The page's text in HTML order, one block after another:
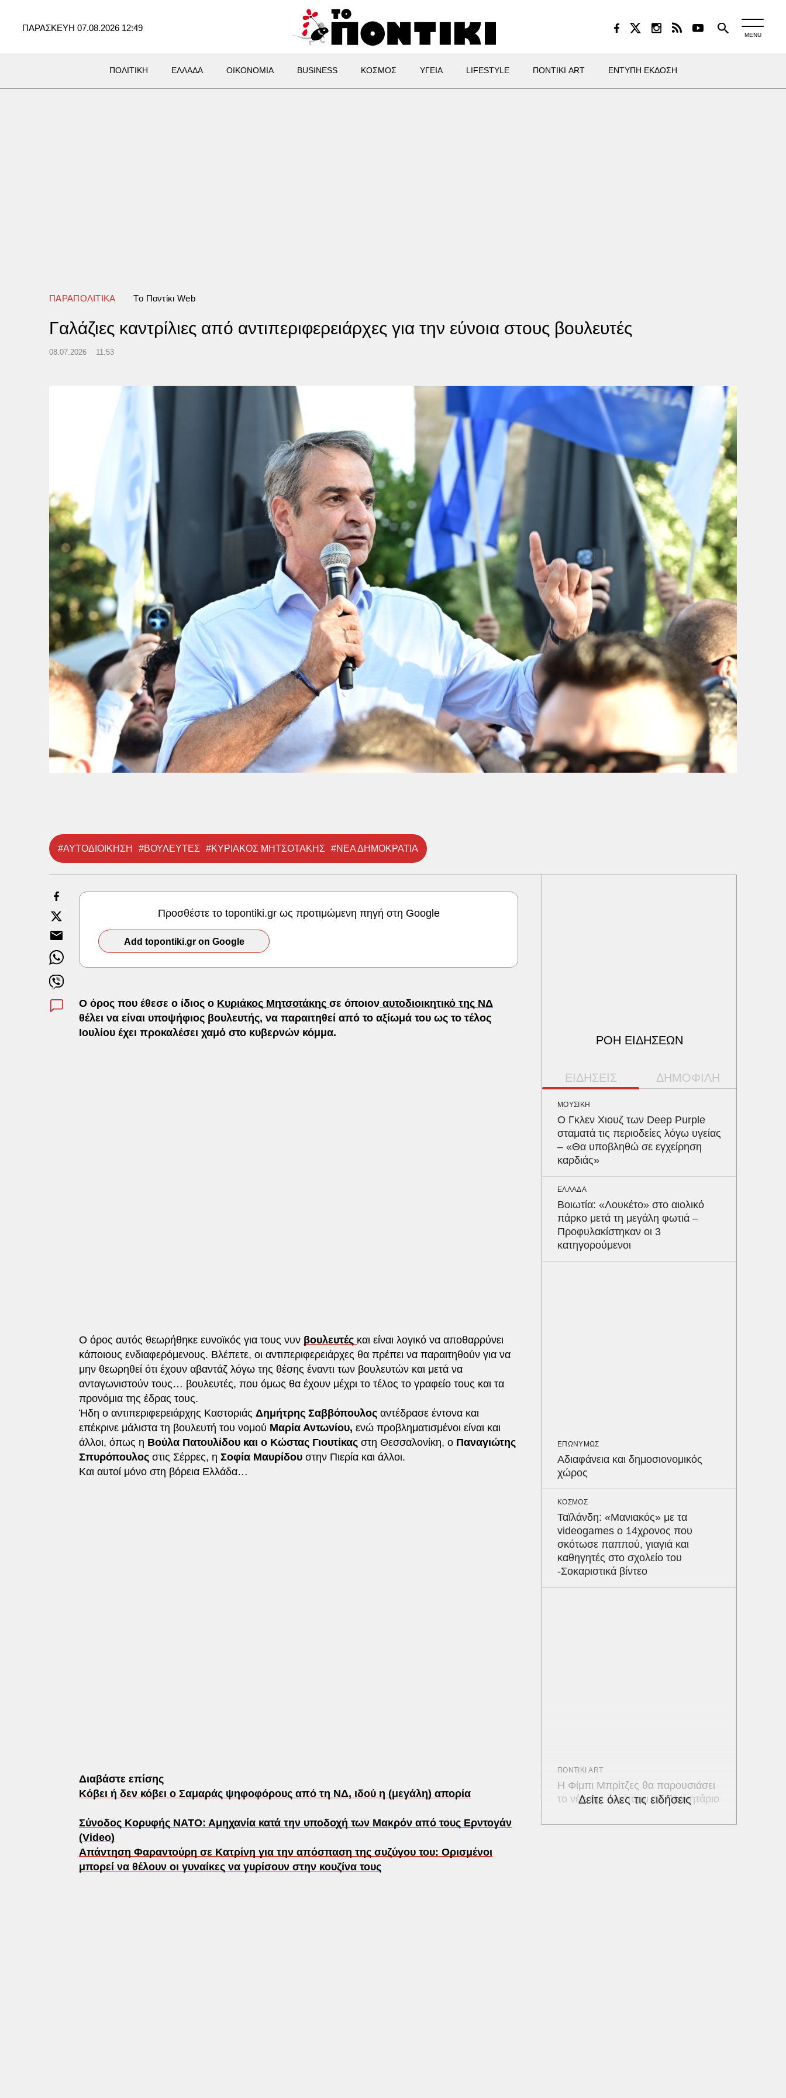
ΠΑΡΑΣΚΕΥΗ 07.08.2026 12:49
MENU
ΠΟΛΙΤΙΚΗ ΕΛΛΑΔΑ ΟΙΚΟΝΟΜΙΑ BUSINESS ΚΟΣΜΟΣ ΥΓΕΙΑ LIFESTYLE ΠΟΝΤΙΚΙ ART ΕΝΤΥΠΗ ΕΚΔΟΣΗ
ΠΑΡΑΠΟΛΙΤΙΚΑ Tο Ποντίκι Web
Γαλάζιες καντρίλιες από αντιπεριφερειάρχες για την εύνοια στους βουλευτές
08.07.2026 11:53
#ΑΥΤΟΔΙΟΙΚΗΣΗ #ΒΟΥΛΕΥΤΕΣ #ΚΥΡΙΑΚΟΣ ΜΗΤΣΟΤΑΚΗΣ #ΝΕΑ ΔΗΜΟΚΡΑΤΙΑ
Προσθέστε το topontiki.gr ως προτιμώμενη πηγή στη Google
Add topontiki.gr on Google
Ο όρος που έθεσε ο ίδιος ο Κυριάκος Μητσοτάκης σε όποιον αυτοδιοικητικό της ΝΔ
θέλει να είναι υποψήφιος βουλευτής, να παραιτηθεί από το αξίωμά του ως το τέλος
Ιουλίου έχει προκαλέσει χαμό στο κυβερνών κόμμα.
Ο όρος αυτός θεωρήθηκε ευνοϊκός για τους νυν βουλευτές και είναι λογικό να αποθαρρύνει
κάποιους ενδιαφερόμενους. Βλέπετε, οι αντιπεριφερειάρχες θα πρέπει να παραιτηθούν για να
μην θεωρηθεί ότι έχουν αβαντάζ λόγω της θέσης έναντι των βουλευτών και μετά να
ανταγωνιστούν τους… βουλευτές, που όμως θα έχουν μέχρι το τέλος το γραφείο τους και τα
προνόμια της έδρας τους.
Ήδη ο αντιπεριφερειάρχης Καστοριάς Δημήτρης Σαββόπουλος αντέδρασε έντονα και
επέκρινε μάλιστα τη βουλευτή του νομού Μαρία Αντωνίου, ενώ προβληματισμένοι είναι και
άλλοι, όπως η Βούλα Πατουλίδου και ο Κώστας Γιουτίκας στη Θεσσαλονίκη, ο Παναγιώτης
Σπυρόπουλος στις Σέρρες, η Σοφία Μαυρίδου στην Πιερία και άλλοι.
Και αυτοί μόνο στη βόρεια Ελλάδα…
Διαβάστε επίσης
Κόβει ή δεν κόβει ο Σαμαράς ψηφοφόρους από τη ΝΔ, ιδού η (μεγάλη) απορία
Σύνοδος Κορυφής ΝΑΤΟ: Αμηχανία κατά την υποδοχή των Μακρόν από τους Ερντογάν
(Video)
Απάντηση Φαραντούρη σε Κατρίνη για την απόσπαση της συζύγου του: Ορισμένοι
μπορεί να θέλουν οι γυναίκες να γυρίσουν στην κουζίνα τους
ΡΟΗ ΕΙΔΗΣΕΩΝ
ΕΙΔΗΣΕΙΣ ΔΗΜΟΦΙΛΗ
ΜΟΥΣΙΚΗ
Ο Γκλεν Χιουζ των Deep Purple
σταματά τις περιοδείες λόγω υγείας
– «Θα υποβληθώ σε εγχείρηση
καρδιάς»
ΕΛΛΑΔΑ
Βοιωτία: «Λουκέτο» στο αιολικό
πάρκο μετά τη μεγάλη φωτιά –
Προφυλακίστηκαν οι 3
κατηγορούμενοι
ΕΠΩΝΥΜΩΣ
Αδιαφάνεια και δημοσιονομικός
χώρος
ΚΟΣΜΟΣ
Ταϊλάνδη: «Μανιακός» με τα
videogames ο 14χρονος που
σκότωσε παππού, γιαγιά και
καθηγητές στο σχολείο του
-Σοκαριστικά βίντεο
ΠΟΝΤΙΚΙ ART
Η Φίμπι Μπρίτζες θα παρουσιάσει
το νέο της άλμπουμ σε Πλανητάριο
Δείτε όλες τις ειδήσεις